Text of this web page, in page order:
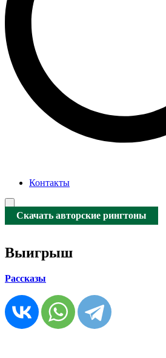
Контакты
Скачать авторские рингтоны
Выигрыш
Рассказы